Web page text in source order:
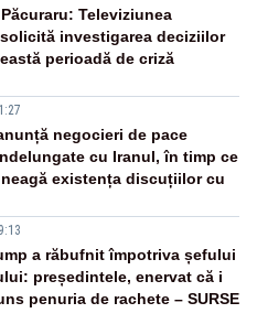
Televiziunea
investigarea deciziilor
perioadă de criză
negocieri de pace
cu Iranul, în timp ce
existența discuțiilor cu
a răbufnit împotriva șefului
președintele, enervat că i
penuria de rachete – SURSE